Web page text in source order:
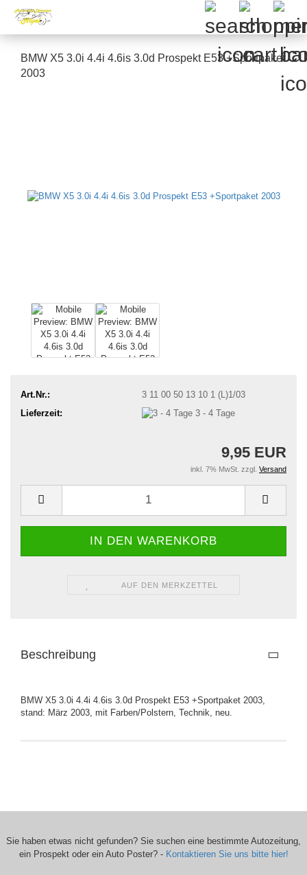
BMW X5 3.0i 4.4i 4.6is 3.0d Prospekt E53 +Sportpaket
2003
Art.Nr.:
3 11 00 50 13 10 1 (L)1/03
Lieferzeit:
3 - 4 Tage
9,95 EUR
inkl. 7% MwSt. zzgl. Versand
AUF DEN MERKZETTEL
Beschreibung
BMW X5 3.0i 4.4i 4.6is 3.0d Prospekt E53 +Sportpaket 2003,
stand: März 2003, mit Farben/Polstern, Technik, neu.
Sie haben etwas nicht gefunden? Sie suchen eine bestimmte Autozeitung,
ein Prospekt oder ein Auto Poster? - Kontaktieren Sie uns bitte hier!